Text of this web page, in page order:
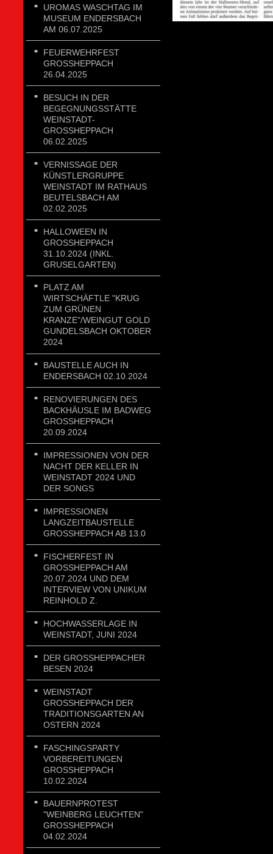
UROMAS WASCHTAG IM
MUSEUM ENDERSBACH
AM 06.07.2025
FEUERWEHRFEST
GROSSHEPPACH 2
6.04.2025
BESUCH IN DER
BEGEGNUNGSSTÄTTE
WEINSTADT-
GROSSHEPPACH 0
6.02.2025
VERNISSAGE DER
KÜNSTLERGRUPPE
WEINSTADT IM RATHAUS
BEUTELSBACH AM
02.02.2025
HALLOWEEN IN
GROSSHEPPACH 3
1.10.2024 (INKL. G
RUSELGARTEN)
PLATZ AM
WIRTSCHÄFTLE "KRUG
ZUM GRÜNEN
KRANZE"/WEINGUT GOLD
GUNDELSBACH OKTOBER
2024
BAUSTELLE AUCH IN
ENDERSBACH 02.10.2024
RENOVIERUNGEN DES
BACKHÄUSLE IM BADWEG
GROSSHEPPACH 2
0.09.2024
IMPRESSIONEN VON DER
NACHT DER KELLER IN
WEINSTADT 2024 UND
DER SONGS
IMPRESSIONEN
LANGZEITBAUSTELLE
GROSSHEPPACH AB 13.0
FISCHERFEST IN
GROSSHEPPACH AM 2
0.07.2024 UND DEM I
NTERVIEW VON UNIKUM R
EINHOLD Z.
HOCHWASSERLAGE IN
WEINSTADT, JUNI 2024
DER GROSSHEPPACHER B
ESEN 2024
WEINSTADT
GROSSHEPPACH DER T
RADITIONSGARTEN AN O
STERN 2024
FASCHINGSPARTY
VORBEREITUNGEN
GROSSHEPPACH 1
0.02.2024
BAUERNPROTEST
"WEINBERG LEUCHTEN"
GROSSHEPPACH 0
4.02.2024